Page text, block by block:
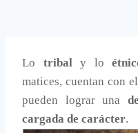
Lo tribaly lo
matices, cuentan con
pueden lograr una
cargada de carácter.